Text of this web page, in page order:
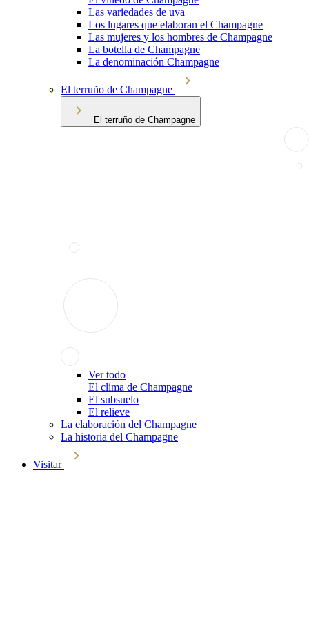
Las variedades de uva
Los lugares que elaboran el Champagne
Las mujeres y los hombres de Champagne
La botella de Champagne
La denominación Champagne
El terruño de Champagne
El terruño de Champagne
Ver todo
El clima de Champagne
El subsuelo
El relieve
La elaboración del Champagne
La historia del Champagne
Visitar